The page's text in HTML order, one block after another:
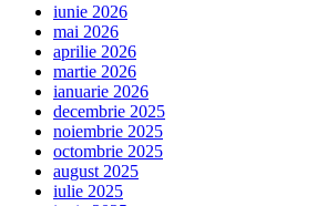
iunie 2026
mai 2026
aprilie 2026
martie 2026
ianuarie 2026
decembrie 2025
noiembrie 2025
octombrie 2025
august 2025
iulie 2025